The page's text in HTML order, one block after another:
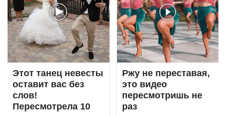
Этот танец невесты
оставит вас без
слов!
Пересмотрела 10
Ржу не переставая,
это видео
пересмотришь не
раз